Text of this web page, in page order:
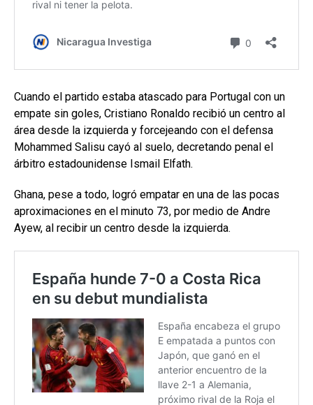
Cuando el partido estaba atascado para Portugal con un
empate sin goles, Cristiano Ronaldo recibió un centro al
área desde la izquierda y forcejeando con el defensa
Mohammed Salisu cayó al suelo, decretando penal el
árbitro estadounidense Ismail Elfath.
Ghana, pese a todo, logró empatar en una de las pocas
aproximaciones en el minuto 73, por medio de Andre
Ayew, al recibir un centro desde la izquierda.